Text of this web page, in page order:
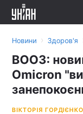
Новини › Здоров'я
ВООЗ:
Omicron
ВІКТОРІЯ ГОРДІЄНКО